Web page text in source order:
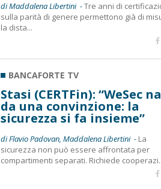
di Maddalena Libertini -Tre anni di
sulla parità di genere permettono già di
la dista...
BANCAFORTE TV
Stasi (CERTFin): “WeSec
da una convinzione: la
sicurezza si fa insieme”
di Flavio Padovan, Maddalena Libertini - La
sicurezza non può essere affrontata per
compartimenti separati. Richiede